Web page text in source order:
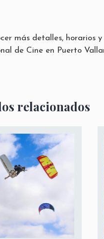
más detalles, horarios
de Cine en Puerto
relacionados